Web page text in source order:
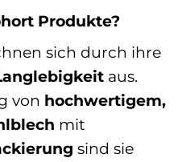
Produkte?
sich durch ihre
aus.
von hochwertigem,
mit
sind sie